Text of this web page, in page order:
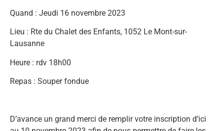
Quand : Jeudi 16 novembre 2023
Lieu : Rte du Chalet des Enfants, 1052 Le Mont-sur-
Lausanne
Heure : rdv 18h00
Repas : Souper fondue
D’avance un grand merci de remplir votre inscription d’ici